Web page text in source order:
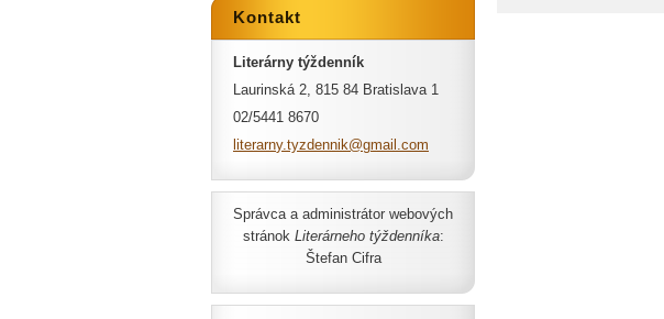
Kontakt
Literárny týždenník
Laurinská 2, 815 84 Bratislava 1
02/5441 8670
literarny.tyzdennik@gmai l.com
Správca a administrátor webových
stránok Literárneho týždenníka:
Štefan Cifra